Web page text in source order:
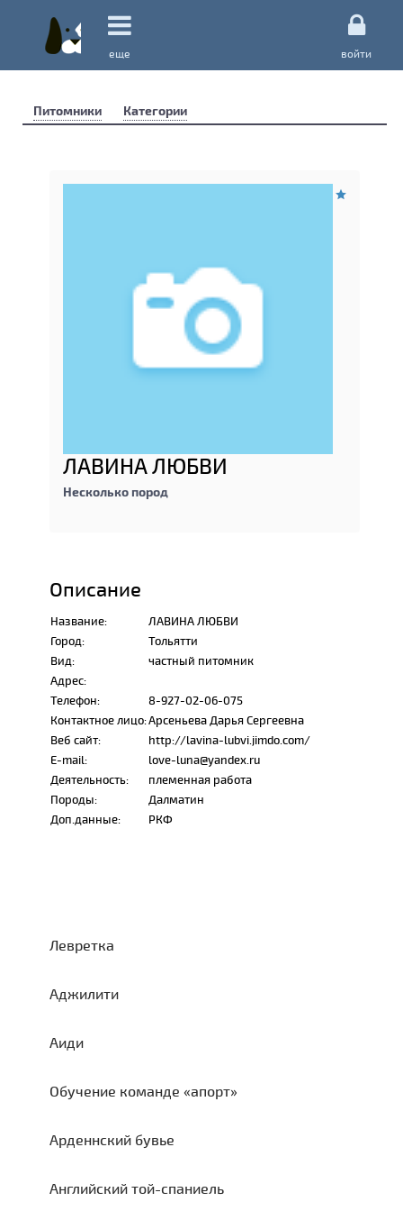
еще войти
Питомники Категории
ЛАВИНА ЛЮБВИ
Несколько пород
Описание
Название:
ЛАВИНА ЛЮБВИ
Город:
Тольятти
Вид:
частный питомник
Адрес:
Телефон:
8-927-02-06-075
Контактное лицо:Арсеньева Дарья Сергеевна
Веб сайт:
http://lavina-lubvi.jimdo.com/
E-mail:
love-luna@yandex.ru
Деятельность:
племенная работа
Породы:
Далматин
Доп.данные:
РКФ
Левретка
Аджилити
Аиди
Обучение команде «апорт»
Арденнский бувье
Английский той-спаниель